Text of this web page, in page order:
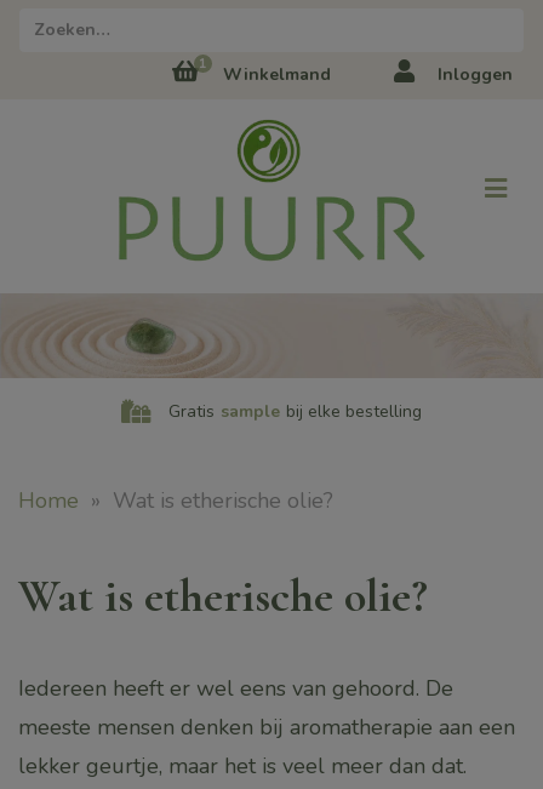
1 Winkelmand Inloggen
Gratis sample bij elke bestelling
Home » Wat is etherische olie?
Wat is etherische olie?
Iedereen heeft er wel eens van gehoord. De
meeste mensen denken bij aromatherapie aan een
lekker geurtje, maar het is veel meer dan dat.